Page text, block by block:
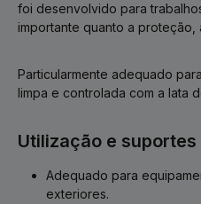
foi desenvolvido para
importante quanto a proteção,
Particularmente adequado
limpa e controlada com a lata
Utilização e suportes
Adequado para
exteriores.